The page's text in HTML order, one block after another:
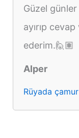
Güzel
ayırıp
ederim.🙋🏽
Alper
Rüyada